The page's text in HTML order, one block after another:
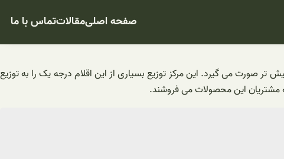
صفحه اصلیمقالاتتماس با ما
صورت می گیرد. این مرکز توزیع بسیاری از این اقلام درجه یک را به توزیع
مشتریان این محصولات می فروشند.